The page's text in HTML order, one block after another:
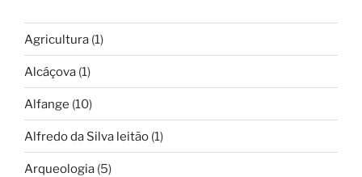
Agricultura (1)
Alcáçova (1)
Alfange (10)
Alfredo da Silva leitão (1)
Arqueologia (5)